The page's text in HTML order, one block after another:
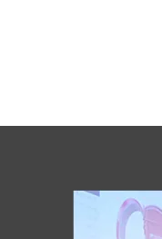
色が生み
フロントポ
ワイド